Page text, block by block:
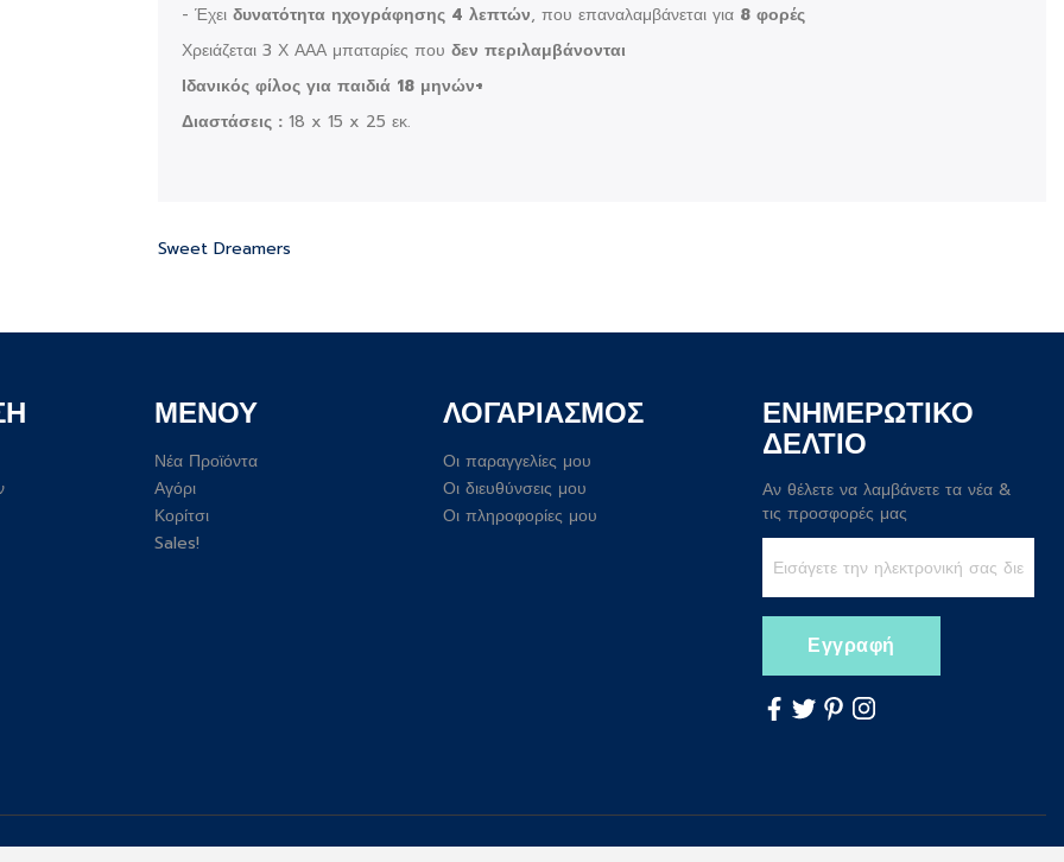
- Έχει δυνατότητα ηχογράφησης 4 λεπτών, που επαναλαμβάνεται για 8 φορές
Χρειάζεται 3 Χ ΑΑΑ μπαταρίες που δεν περιλαμβάνονται
Ιδανικός φίλος για παιδιά 18 μηνών+
Διαστάσεις : 18 x 15 x 25 εκ.
Sweet Dreamers
ΜΕΝΟΥ
Νέα Προϊόντα
Αγόρι
Κορίτσι
Sales!
ΛΟΓΑΡΙΑΣΜΟΣ
Οι παραγγελίες μου
Οι διευθύνσεις μου
Οι πληροφορίες μου
ΕΝΗΜΕΡΩΤΙΚΟ
ΔΕΛΤΙΟ
Αν θέλετε να λαμβάνετε τα νέα &
τις προσφορές μας
Εγγραφή